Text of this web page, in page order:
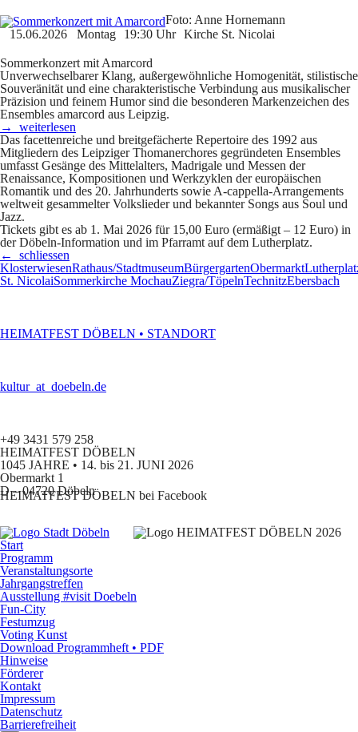
Foto: Anne Hornemann
15.06.2026
Montag 19:30 Uhr Kirche St. Nicolai
Sommerkonzert mit Amarcord
Unverwechselbarer Klang, außergewöhnliche Homogenität, stilistische
Souveränität und eine charakteristische Verbindung aus musikalischer
Präzision und feinem Humor sind die besonderen Markenzeichen des
Ensembles amarcord aus Leipzig.
→ weiterlesen
Das facettenreiche und breitgefächerte Repertoire des 1992 aus
Mitgliedern des Leipziger Thomanerchores gegründeten Ensembles
umfasst Gesänge des Mittelalters, Madrigale und Messen der
Renaissance, Kompositionen und Werkzyklen der europäischen
Romantik und des 20. Jahrhunderts sowie A-cappella-Arrangements
weltweit gesammelter Volkslieder und bekannter Songs aus Soul und
Jazz.
Tickets gibt es ab 1. Mai 2026 für 15,00 Euro (ermäßigt – 12 Euro) in
der Döbeln-Information und im Pfarramt auf dem Lutherplatz.
← schliessen
KlosterwiesenRathaus/StadtmuseumBürgergartenObermarkt
St. NicolaiSommerkirche MochauZiegra/TöpelnTechnitzEbersbach
HEIMATFEST DÖBELN • STANDORT
kultur_at_ doebeln.de
+49 3431 579 258
HEIMATFEST DÖBELN
1045 JAHRE • 14. bis 21. JUNI 2026
Obermarkt 1
D – 04720 Döbeln
HEIMATFEST DÖBELN bei Facebook
Start
Programm
Veranstaltungsorte
Jahrgangstreffen
Ausstellung #visit Doebeln
Fun-City
Festumzug
Voting Kunst
Download Programmheft • PDF
Hinweise
Förderer
Kontakt
Impressum
Datenschutz
Barrierefreiheit